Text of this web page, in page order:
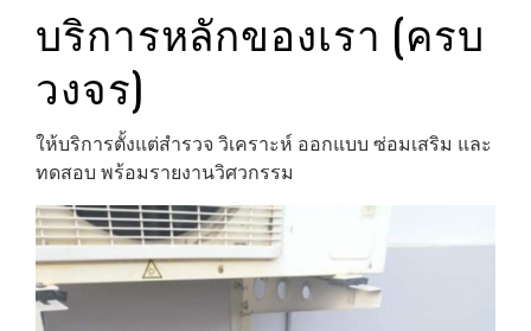
บริการหลักของเรา (ครบ
วงจร)
ให้บริการตั้งแต่สำรวจ วิเคราะห์ ออกแบบ ซ่อมเสริม และ
ทดสอบ พร้อมรายงานวิศวกรรม